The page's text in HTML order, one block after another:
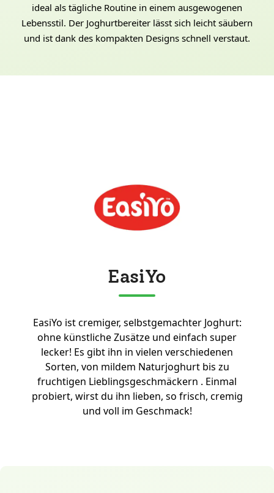
ideal als tägliche Routine in einem ausgewogenen
Lebensstil. Der Joghurtbereiter lässt sich leicht säubern
und ist dank des kompakten Designs schnell verstaut.
EasiYo
EasiYo ist cremiger, selbstgemachter Joghurt:
ohne künstliche Zusätze und einfach super
lecker! Es gibt ihn in vielen verschiedenen
Sorten, von mildem Naturjoghurt bis zu
fruchtigen Lieblingsgeschmäckern . Einmal
probiert, wirst du ihn lieben, so frisch, cremig
und voll im Geschmack!